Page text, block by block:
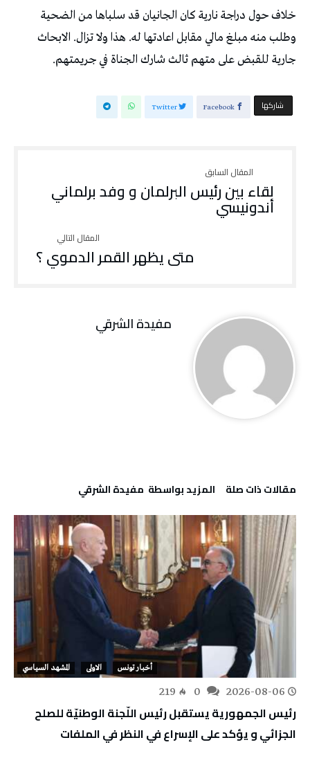
خلاف حول دراجة نارية كان الجانيان قد سلباها من الضحية
وطلب منه مبلغ مالي مقابل اعادتها له. هذا ولا تزال. الابحاث
جارية للقبض على متهم ثالث شارك الجناة في جريمتهم.
‫‫ شاركها‬ Facebook
Twitter
لقاء بين رئيس البرلمان و وفد برلماني
أندونيسي
متى يظهر القمر الدموي ؟
مفيدة الشرقي
‫مقالات ذات صلة‬ ‫‫المزيد بواسطة‬ ‬ مفيدة الشرقي
أخبار تونس الاولى المشهد السياسي
2026-08-06
219
رئيس الجمهورية يستقبل رئيس اللّجنة الوطنيّة للصلح
الجزائي و يؤكد على الإسراع في النظر في الملفات